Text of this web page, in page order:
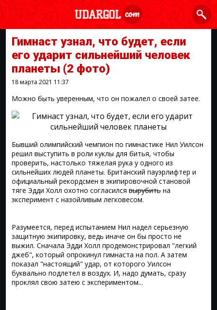
Гимнаст узнал, что будет, если
его ударит сильнейший человек
планеты (2 фото)
18 марта 2021 11:37
Можно быть уверенным, что он пожалел о своей затее.
Бывший олимпийский чемпион по гимнастике Нил Уилсон
решил выступить в роли куклы для битья, чтобы
проверить, настолько тяжелая рука у одного из
сильнейших людей планеты. Британский пауэрлифтер и
официальный рекордсмен в экипировочной становой
тяге Эдди Холл охотно согласился вырубить на
эксперимент с назойливым легковесом.
Разумеется, перед испытанием Нил надел серьезную
защитную экипировку, ведь иначе он бы просто не
выжил. Сначала Эдди Холл продемонстрировал "легкий
джеб", который опрокинул гимнаста на пол. А затем
показал "настоящий" удар, от которого Уилсон
буквально подлетел в воздух. И, надо думать, сразу
проклял свою затею с экспериментом...